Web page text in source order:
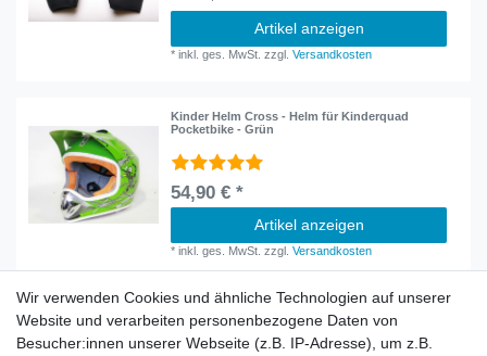
Artikel anzeigen
*inkl. ges. MwSt. zzgl.Versandkosten
Kinder Helm Cross - Helm für Kinderquad
Pocketbike - Grün
54,90 € *
Artikel anzeigen
*inkl. ges. MwSt. zzgl.Versandkosten
Wir verwenden Cookies und ähnliche Technologien auf unserer
Website und verarbeiten personenbezogene Daten von
Besucher:innen unserer Webseite (z.B. IP-Adresse), um z.B.